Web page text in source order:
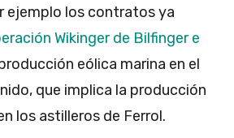
ejemplo los contratos ya
Wikinger de Bilfinger e
eólica marina en el
que implica la producción
los astilleros de Ferrol.